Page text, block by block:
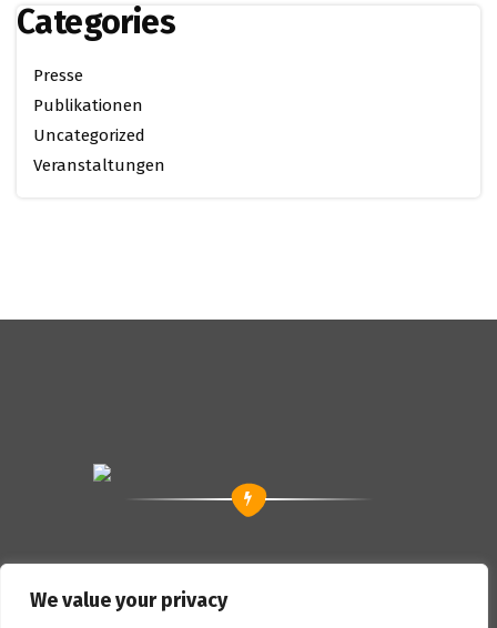
We value your privacy
Categories
Presse
Publikationen
Uncategorized
Veranstaltungen